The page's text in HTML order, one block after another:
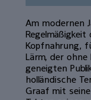
Am modernen
Kopfnahrung,
Lärm, der
geneigten
holländische
Graaf mit